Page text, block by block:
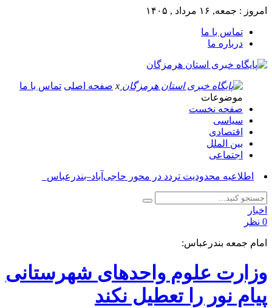
امروز : جمعه, ۱۶ مرداد , ۱۴۰۵
تماس با ما
درباره ما
x صفحه اصلی تماس با ما
موضوعات
صفحه نخست
سیاسی
اقتصادی
بین الملل
اجتماعی
آ_
اخبار
0 نظر
امام جمعه بندرعباس:
وزارت علوم واحدهای شهرستانی
پیام نور را تعطیل نکند